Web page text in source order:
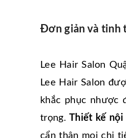
Đơn giản và tinh
Lee Hair Salon
Lee Hair Salon
khắc phục nhược
trọng.Thiết kế nội
cẩn thận mọi chi